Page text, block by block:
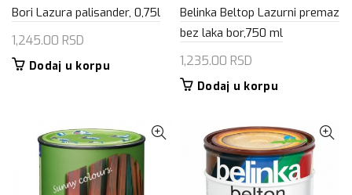
Bori Lazura palisander, 0,75l
1,245.00 RSD
Dodaj u korpu
Belinka Beltop Lazurni premaz
bez laka bor,750 ml
1,235.00 RSD
Dodaj u korpu